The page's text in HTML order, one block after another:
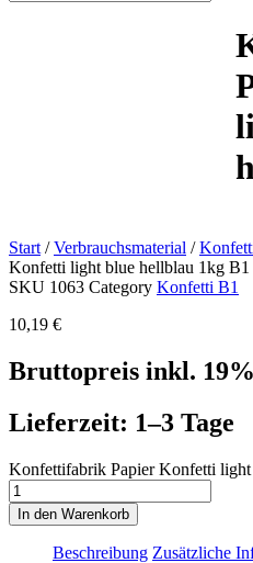
Start /Verbrauchsmaterial /
Konfetti light blue hellblau 1kg B1
SKU 1063 Category Konfetti B1
10,19 €
Bruttopreis inkl.
Lieferzeit: 1–3 Tage
Konfettifabrik Papier Konfetti
In den Warenkorb
Beschreibung Zusätzliche